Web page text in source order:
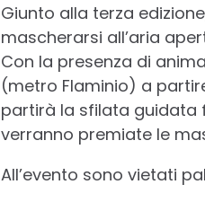
Giunto alla terza
mascherarsi all’aria
Con la presenza di
(metro Flaminio) a
partirà la sfilata guidata
verranno premiate le
All’evento sono vietati